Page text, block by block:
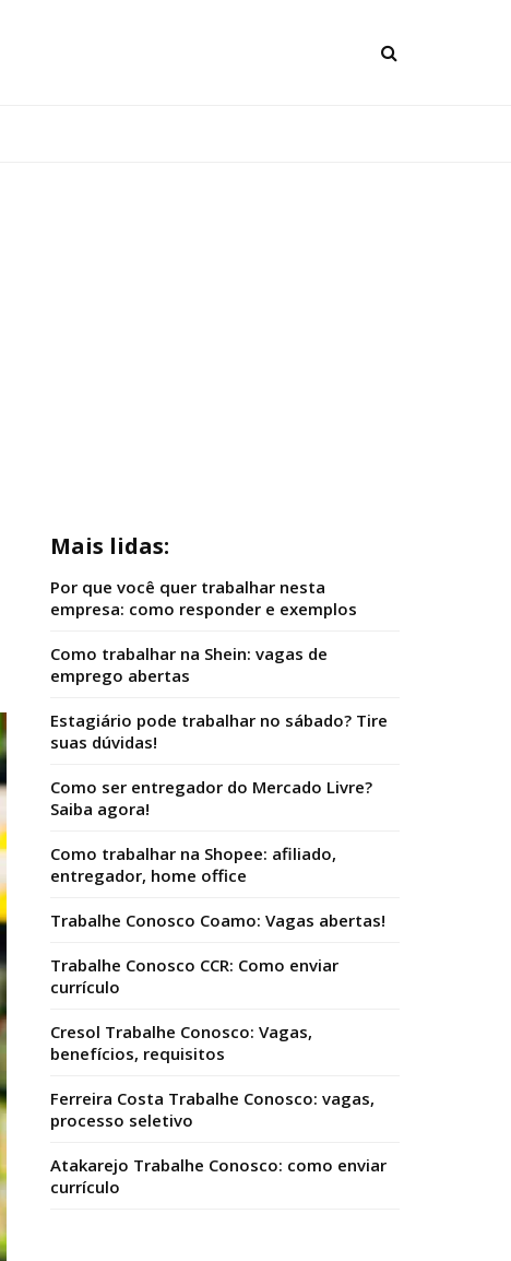
Mais lidas:
Por que você quer trabalhar nesta
empresa: como responder e exemplos
Como trabalhar na Shein: vagas de
emprego abertas
Estagiário pode trabalhar no sábado? Tire
suas dúvidas!
Como ser entregador do Mercado Livre?
Saiba agora!
Como trabalhar na Shopee: afiliado,
entregador, home office
Trabalhe Conosco Coamo: Vagas abertas!
Trabalhe Conosco CCR: Como enviar
currículo
Cresol Trabalhe Conosco: Vagas,
benefícios, requisitos
Ferreira Costa Trabalhe Conosco: vagas,
processo seletivo
Atakarejo Trabalhe Conosco: como enviar
currículo